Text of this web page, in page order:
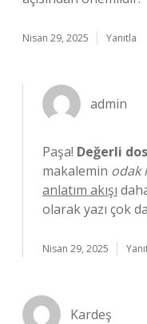
Nisan 29, 2025 Yanıtla
admin
Paşa! Değerli
makalemin odak
anlatım akışı
olarak yazı çok
Nisan 29, 2025
Kardeş